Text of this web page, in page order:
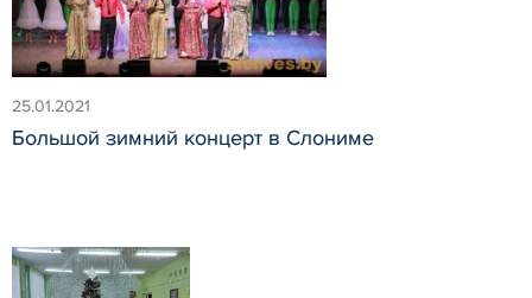
25.01.2021
Большой зимний концерт в Слониме